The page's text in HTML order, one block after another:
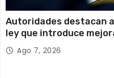
Autoridades destacan
ley que introduce
Admisión Escolar
Ago 7, 2026